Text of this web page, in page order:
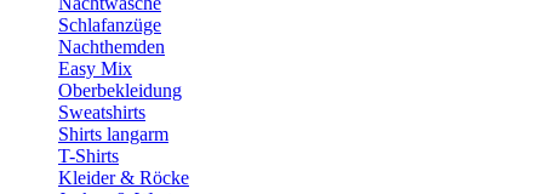
Schlafanzüge
Nachthemden
Easy Mix
Oberbekleidung
Sweatshirts
Shirts langarm
T-Shirts
Kleider & Röcke